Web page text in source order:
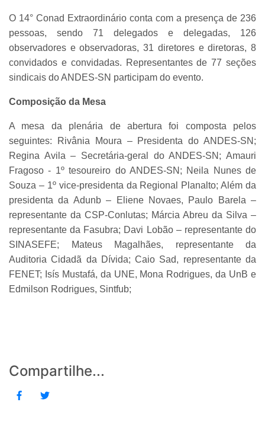
O 14° Conad Extraordinário conta com a presença de 236
pessoas, sendo 71 delegados e delegadas, 126
observadores e observadoras, 31 diretores e diretoras, 8
convidados e convidadas. Representantes de 77 seções
sindicais do ANDES-SN participam do evento.
Composição da Mesa
A mesa da plenária de abertura foi composta pelos
seguintes: Rivânia Moura – Presidenta do ANDES-SN;
Regina Avila – Secretária-geral do ANDES-SN; Amauri
Fragoso - 1º tesoureiro do ANDES-SN; Neila Nunes de
Souza – 1º vice-presidenta da Regional Planalto; Além da
presidenta da Adunb – Eliene Novaes, Paulo Barela –
representante da CSP-Conlutas; Márcia Abreu da Silva –
representante da Fasubra; Davi Lobão – representante do
SINASEFE; Mateus Magalhães, representante da
Auditoria Cidadã da Dívida; Caio Sad, representante da
FENET; Isís Mustafá, da UNE, Mona Rodrigues, da UnB e
Edmilson Rodrigues, Sintfub;
Compartilhe...